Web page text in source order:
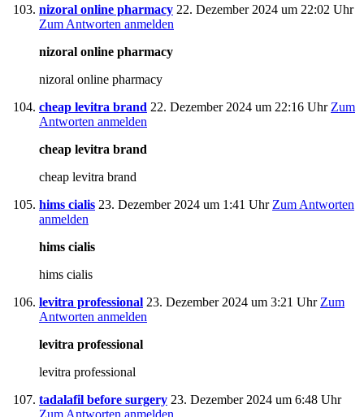
nizoral online pharmacy 22. Dezember 2024 um 22:02 Uhr
Zum Antworten anmelden
nizoral online pharmacy
nizoral online pharmacy
cheap levitra brand 22. Dezember 2024 um 22:16 Uhr Zum
Antworten anmelden
cheap levitra brand
cheap levitra brand
hims cialis 23. Dezember 2024 um 1:41 Uhr Zum Antworten
anmelden
hims cialis
hims cialis
levitra professional 23. Dezember 2024 um 3:21 Uhr Zum
Antworten anmelden
levitra professional
levitra professional
tadalafil before surgery 23. Dezember 2024 um 6:48 Uhr
Zum Antworten anmelden